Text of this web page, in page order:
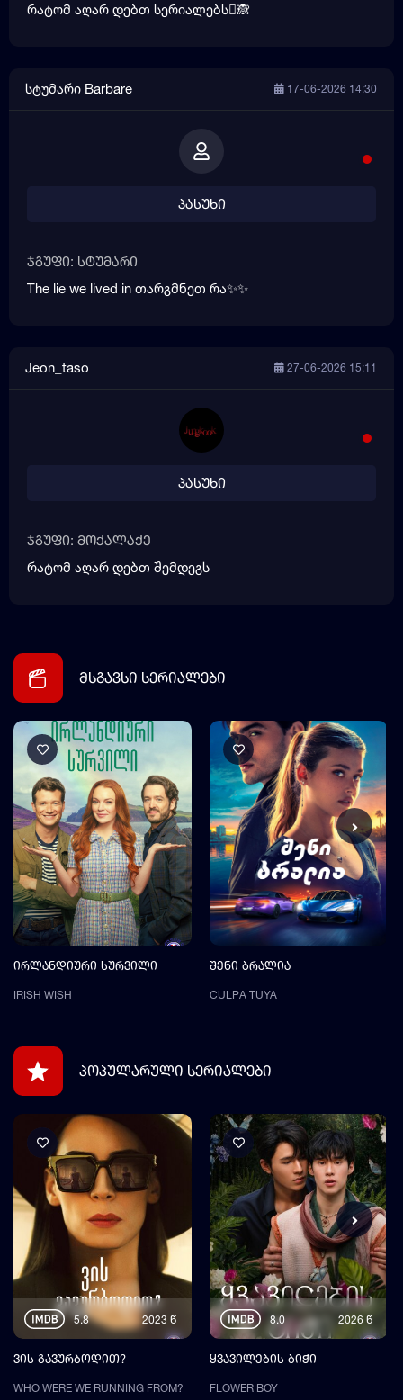
რატომ აღარ დებთ სერიალებს🫪🙈
სტუმარი Barbare 17-06-2026 14:30
პასუხი
ჯგუფი: სტუმარი
The lie we lived in თარგმნეთ რა✨✨
Jeon_taso 27-06-2026 15:11
პასუხი
ჯგუფი: მოქალაქე
რატომ აღარ დებთ შემდეგს
მსგავსი სერიალები
ირლანდიური სურვილი
IRISH WISH
შენი ბრალია
CULPA TUYA
პოპულარული სერიალები
5.8 2023 წ
ვის გავურბოდით?
WHO WERE WE RUNNING FROM?
8.0 2026 წ
ყვავილების ბიჭი
FLOWER BOY